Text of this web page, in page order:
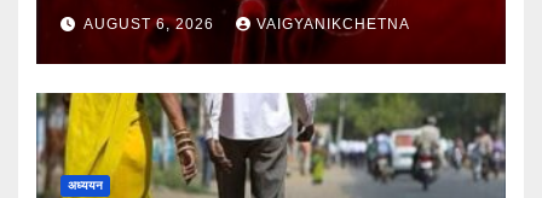
होगा नुकसान
AUGUST 6, 2026 VAIGYANIKCHETNA
अध्ययन